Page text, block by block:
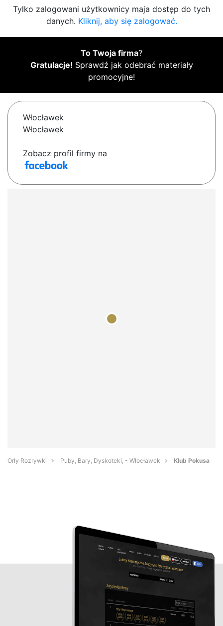
Tylko zalogowani użytkownicy maja dostęp do tych
danych. Kliknij, aby się zalogować.
To Twoja firma?
Gratulacje! Sprawdź jak odebrać materiały
promocyjne!
Włocławek
Włocławek
Zobacz profil firmy na
Orły Rozrywki Puby, Bary, Dyskoteki, - Włocławek Klub Pokusa